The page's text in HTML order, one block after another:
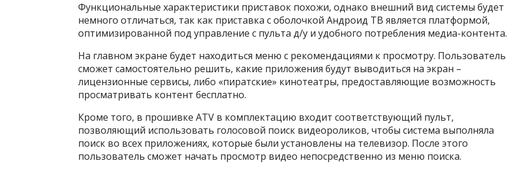
Функциональные характеристики приставок похожи, однако внешний вид системы будет
немного отличаться, так как приставка с оболочкой Андроид ТВ является платформой,
оптимизированной под управление с пульта д/у и удобного потребления медиа-контента.
На главном экране будет находиться меню с рекомендациями к просмотру. Пользователь
сможет самостоятельно решить, какие приложения будут выводиться на экран –
лицензионные сервисы, либо «пиратские» кинотеатры, предоставляющие возможность
просматривать контент бесплатно.
Кроме того, в прошивке АTV в комплектацию входит соответствующий пульт,
позволяющий использовать голосовой поиск видеороликов, чтобы система выполняла
поиск во всех приложениях, которые были установлены на телевизор. После этого
пользователь сможет начать просмотр видео непосредственно из меню поиска.